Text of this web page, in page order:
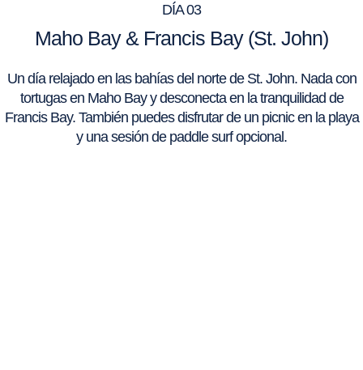
DÍA 03
Maho Bay & Francis Bay (St. John)
Un día relajado en las bahías del norte de St. John. Nada con
tortugas en Maho Bay y desconecta en la tranquilidad de
Francis Bay. También puedes disfrutar de un picnic en la playa
y una sesión de paddle surf opcional.